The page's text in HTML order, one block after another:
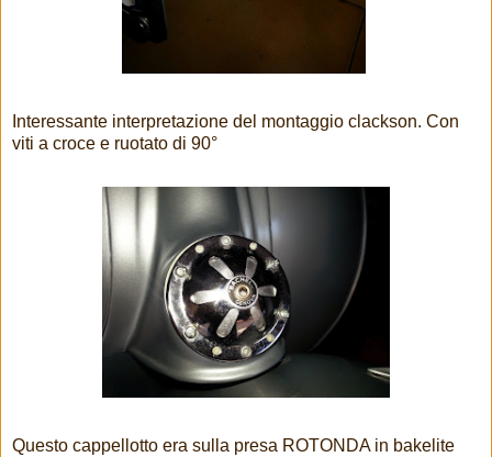
Interessante interpretazione del montaggio clackson. Con
viti a croce e ruotato di 90°
Questo cappellotto era sulla presa ROTONDA in bakelite